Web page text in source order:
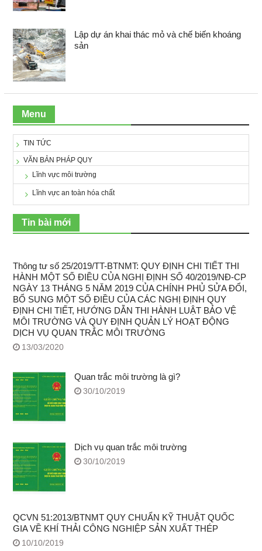
Lập dự án khai thác mỏ và chế biến khoáng
sản
Menu
TIN TỨC
VĂN BẢN PHÁP QUY
Lĩnh vực môi trường
Lĩnh vực an toàn hóa chất
Tin bài mới
Thông tư số 25/2019/TT-BTNMT: QUY ĐỊNH CHI TIẾT THI
HÀNH MỘT SỐ ĐIỀU CỦA NGHỊ ĐỊNH SỐ 40/2019/NĐ-CP
NGÀY 13 THÁNG 5 NĂM 2019 CỦA CHÍNH PHỦ SỬA ĐỔI,
BỔ SUNG MỘT SỐ ĐIỀU CỦA CÁC NGHỊ ĐỊNH QUY
ĐỊNH CHI TIẾT, HƯỚNG DẪN THI HÀNH LUẬT BẢO VỆ
MÔI TRƯỜNG VÀ QUY ĐỊNH QUẢN LÝ HOẠT ĐỘNG
DỊCH VỤ QUAN TRẮC MÔI TRƯỜNG
13/03/2020
Quan trắc môi trường là gì?
30/10/2019
Dịch vụ quan trắc môi trường
30/10/2019
QCVN 51:2013/BTNMT QUY CHUẨN KỸ THUẬT QUỐC
GIA VỀ KHÍ THẢI CÔNG NGHIỆP SẢN XUẤT THÉP
10/10/2019